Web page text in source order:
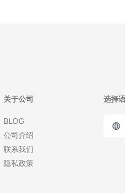
关于公司
BLOG
公司介绍
联系我们
隐私政策
选择